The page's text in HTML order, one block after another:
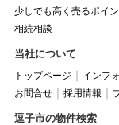
少しでも高く売るポイン
相続相談
当社について
トップページ インフ
お問合せ
採用情報
逗子市の物件検索